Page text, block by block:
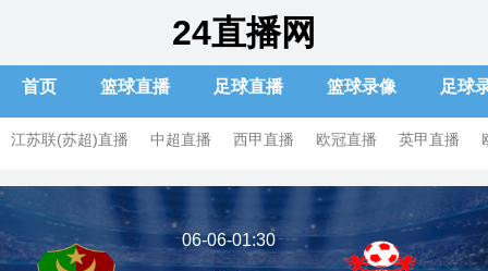
24直播网
首页 篮球直播 足球直播 篮球录像 足球
江苏联(苏超)直播 中超直播 西甲直播 欧冠直播 英甲直播
土超直播 俄超直播
06-06-01:30